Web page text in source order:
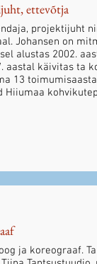
ettevõtja
projektijuht
Johansen on
alustas 2002.
aastal käivitas ta
13
Hiiumaa
ja koreograaf.